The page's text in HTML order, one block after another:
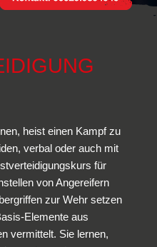
heist einen Kampf zu
verbal oder auch mit
für
von Angereifern
zur Wehr setzen
Elemente aus
vermittelt. Sie lernen,